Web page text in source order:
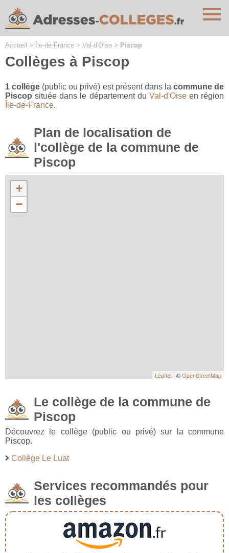
Accueil > Île-de-France > Val-d'Oise > Piscop
Collèges à Piscop
1 collège (public ou privé) est présent dans la commune de
Piscop située dans le département du Val-d'Oiseen région
Île-de-France.
Plan de localisation de
l'collège de la commune de
Piscop
+
−
Leaflet | ©OpenStreetMap
Le collège de la commune de
Piscop
Découvrez le collège (public ou privé) sur la commune
Piscop.
Collège Le Luat
Services recommandés pour
les collèges